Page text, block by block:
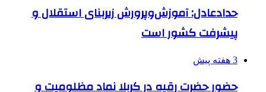
حدادعادل: آموزش‌وپرورش زیربنای استقلال و
پیشرفت کشور است
3 هفته پیش
حضور حضرت رقیه در کربلا نماد مظلومیت و